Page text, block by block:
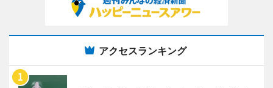
アクセスランキング